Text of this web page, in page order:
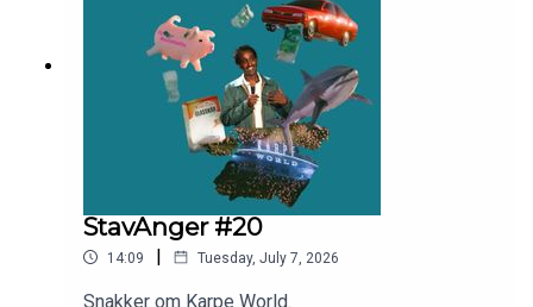
Isalill Kolpus snakker om å holde på å drukne i et
badeland i Finland og Terje Sporsem snakker
om da han begynte å grine av kål i
Trondheim.Programleder: Sivert Moe
StavAnger #20
14:09 | Tuesday, July 7, 2026
Snakker om Karpe World.